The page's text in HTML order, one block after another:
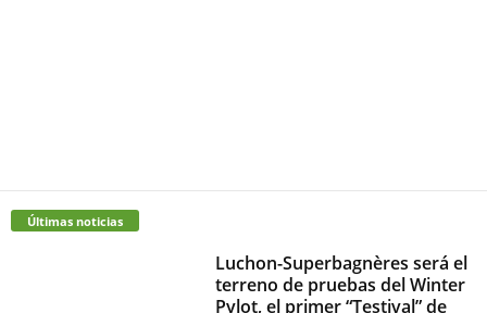
Últimas noticias
Luchon-Superbagnères será el
terreno de pruebas del Winter
Pylot, el primer “Testival” de